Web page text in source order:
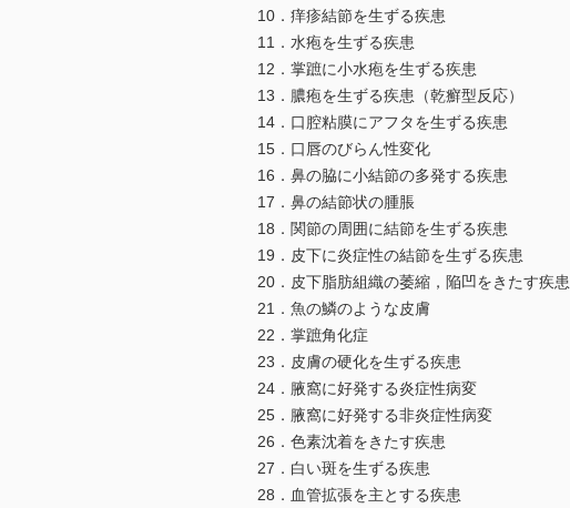
10．痒疹結節を生ずる疾患
11．水疱を生ずる疾患
12．掌蹠に小水疱を生ずる疾患
13．膿疱を生ずる疾患（乾癬型反応）
14．口腔粘膜にアフタを生ずる疾患
15．口唇のびらん性変化
16．鼻の脇に小結節の多発する疾患
17．鼻の結節状の腫脹
18．関節の周囲に結節を生ずる疾患
19．皮下に炎症性の結節を生ずる疾患
20．皮下脂肪組織の萎縮，陥凹をきたす疾患
21．魚の鱗のような皮膚
22．掌蹠角化症
23．皮膚の硬化を生ずる疾患
24．腋窩に好発する炎症性病変
25．腋窩に好発する非炎症性病変
26．色素沈着をきたす疾患
27．白い斑を生ずる疾患
28．血管拡張を主とする疾患